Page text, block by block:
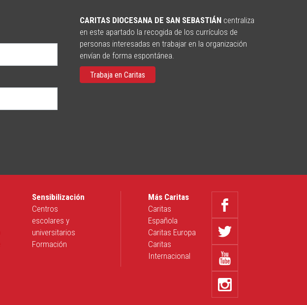
CARITAS DIOCESANA DE SAN SEBASTIÁN centraliza
en este apartado la recogida de los currículos de
personas interesadas en trabajar en la organización
envían de forma espontánea.
Trabaja en Caritas
Sensibilización
Centros
escolares y
universitarios
Formación
Más Caritas
Caritas
Española
Caritas Europa
Caritas
Internacional